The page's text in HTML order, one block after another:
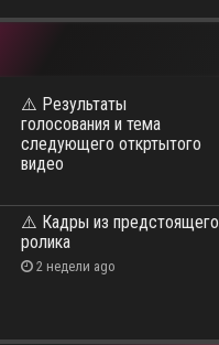
⚠️ Результаты
голосования и тема
следующего откртытого
видео
⚠️ Кадры из предстоящего
ролика
2 недели ago